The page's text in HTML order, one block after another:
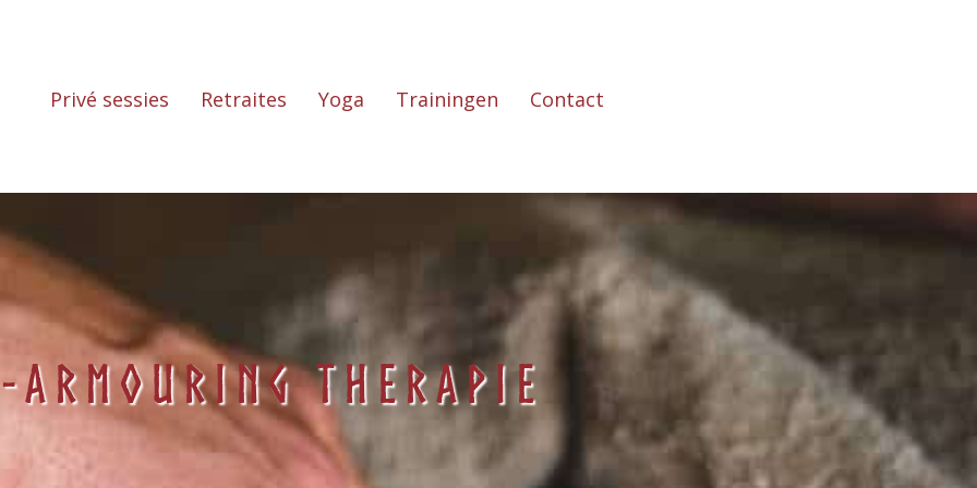
Privé sessies Retraites Yoga Trainingen Contact
armouring therapie